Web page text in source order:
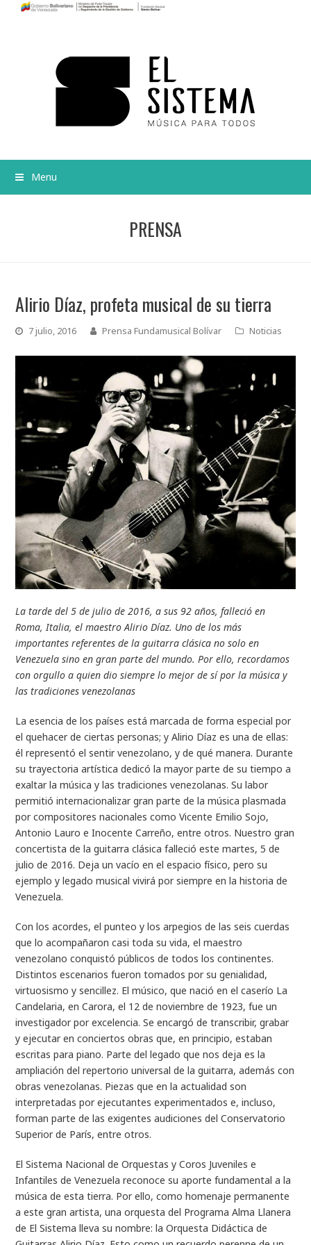
Menu
PRENSA
Alirio Díaz, profeta musical de su tierra
7 julio, 2016 Prensa Fundamusical Bolívar Noticias
La tarde del 5 de julio de 2016, a sus 92 años, falleció en
Roma, Italia, el maestro Alirio Díaz. Uno de los más
importantes referentes de la guitarra clásica no solo en
Venezuela sino en gran parte del mundo. Por ello, recordamos
con orgullo a quien dio siempre lo mejor de sí por la música y
las tradiciones venezolanas
La esencia de los países está marcada de forma especial por
el quehacer de ciertas personas; y Alirio Díaz es una de ellas:
él representó el sentir venezolano, y de qué manera. Durante
su trayectoria artística dedicó la mayor parte de su tiempo a
exaltar la música y las tradiciones venezolanas. Su labor
permitió internacionalizar gran parte de la música plasmada
por compositores nacionales como Vicente Emilio Sojo,
Antonio Lauro e Inocente Carreño, entre otros. Nuestro gran
concertista de la guitarra clásica falleció este martes, 5 de
julio de 2016. Deja un vacío en el espacio físico, pero su
ejemplo y legado musical vivirá por siempre en la historia de
Venezuela.
Con los acordes, el punteo y los arpegios de las seis cuerdas
que lo acompañaron casi toda su vida, el maestro
venezolano conquistó públicos de todos los continentes.
Distintos escenarios fueron tomados por su genialidad,
virtuosismo y sencillez. El músico, que nació en el caserío La
Candelaria, en Carora, el 12 de noviembre de 1923, fue un
investigador por excelencia. Se encargó de transcribir, grabar
y ejecutar en conciertos obras que, en principio, estaban
escritas para piano. Parte del legado que nos deja es la
ampliación del repertorio universal de la guitarra, además con
obras venezolanas. Piezas que en la actualidad son
interpretadas por ejecutantes experimentados e, incluso,
forman parte de las exigentes audiciones del Conservatorio
Superior de París, entre otros.
El Sistema Nacional de Orquestas y Coros Juveniles e
Infantiles de Venezuela reconoce su aporte fundamental a la
música de esta tierra. Por ello, como homenaje permanente
a este gran artista, una orquesta del Programa Alma Llanera
de El Sistema lleva su nombre: la Orquesta Didáctica de